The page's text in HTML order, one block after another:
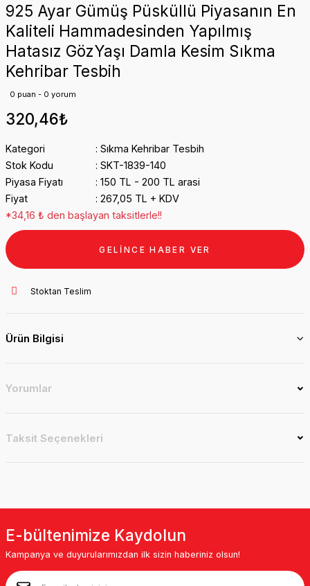
925 Ayar Gümüş Püsküllü Piyasanın En
Kaliteli Hammadesinden Yapılmış
Hatasız GözYaşı Damla Kesim Sıkma
Kehribar Tesbih
0 puan - 0 yorum
320,46₺
Kategori
Sıkma Kehribar Tesbih
Stok Kodu
SKT-1839-140
Piyasa Fiyatı
150 TL - 200 TL arasi
Fiyat
267,05 TL + KDV
*34,16 ₺ den başlayan taksitlerle!!
GELİNCE HABER VER
Stoktan Teslim
Ürün Bilgisi
Yorumlar
Taksit Seçenekleri
E-bültenimize Kaydolun
Kampanya ve duyurularımızdan ilk sizin haberiniz olsun!